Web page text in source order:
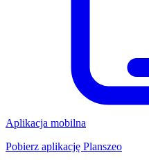
Aplikacja mobilna
Pobierz aplikację Planszeo